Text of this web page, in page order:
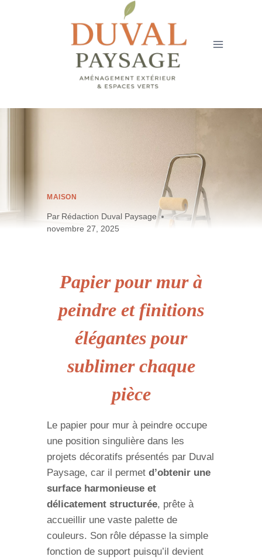
MAISON
Par Rédaction Duval Paysage
novembre 27, 2025
Papier pour mur à
peindre et finitions
élégantes pour
sublimer chaque
pièce
Le papier pour mur à peindre occupe
une position singulière dans les
projets décoratifs présentés par Duval
Paysage, car il permet d’obtenir une
surface harmonieuse et
délicatement structurée, prête à
accueillir une vaste palette de
couleurs. Son rôle dépasse la simple
fonction de support puisqu’il devient